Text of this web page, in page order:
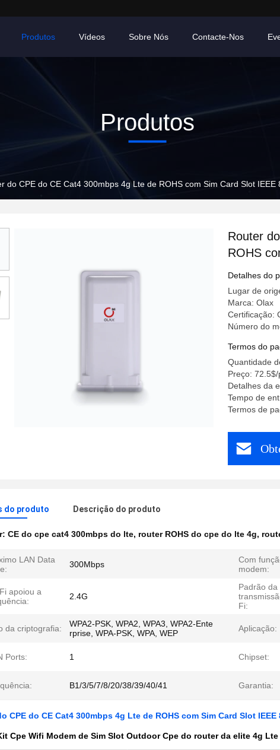
Produtos Vídeos Sobre Nós Contacte-Nos
Produtos
do CPE do CE Cat4 300mbps 4g Lte de ROHS com Sim Card Slot IEEE
Router
ROHS
Detalhes do
Lugar de
Marca: Olax
Certificação:
Número do
Termos do
Quantidade
Preço: 72.5$/
Detalhes da
Tempo de
Termos de
do produto Descrição do produto
CE do cpe cat4 300mbps do lte, router ROHS do cpe do lte 4g,
LAN Data
300Mbps
Com
modem:
apoiou a
2.4G
Padrão da
Fi:
da criptografia:
WPA2-PSK, WPA2, WPA3, WPA2-Ente
rprise, WPA-PSK, WPA, WEP
Aplicação:
Ports: 1 Chipset:
B1/3/5/7/8/20/38/39/40/41 Garantia:
CPE do CE Cat4 300mbps 4g Lte de ROHS com Sim Card Slot IEEE
Cpe Wifi Modem de Sim Slot Outdoor Cpe do router da elite 4g Lte